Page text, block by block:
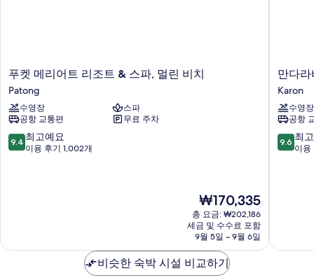
푸
켓
메
리
어
트
리
비
푸켓 메리어트 리조트 & 스파, 멀린 비치
Patong
수영장
스파
공항 교통편
무료 주차
10
점
예
9.4 최고예요
이용 후기 1,002개
현
재
요
금
₩170,335
₩170,335
총 요금: ₩202,186
세금 및 수수료 포함
9월 5일 ~ 9월 6일
만
다
라
바
리
조
트
Karon
만다
Karon
수영장
공항
10
점
예
9.6 최
이용
비슷한 숙박 시설 비교하기